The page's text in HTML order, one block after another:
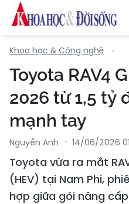
Khoa học & Công nghệ
Toyota RAV4
2026 từ 1,5 tỷ
mạnh tay
Nguyễn Anh 14/06/2026
Toyota vừa ra mắt
(HEV) tại Nam Phi,
hợp giữa gói nâng